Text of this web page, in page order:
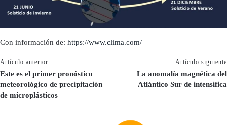
Con información de: https://www.clima.com/
Artículo anterior
Este es el primer pronóstico
meteorológico de precipitación
de microplásticos
Artículo siguiente
La anomalía magnética del
Atlántico Sur de intensifica